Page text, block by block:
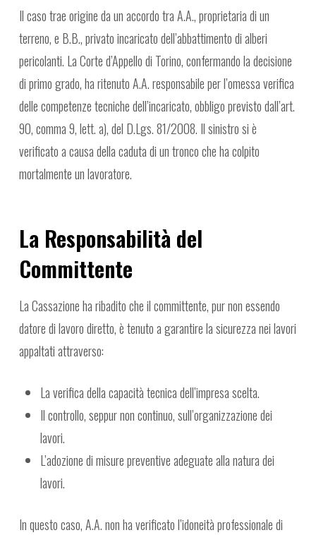
Il caso trae origine da un accordo tra A.A., proprietaria di un
terreno, e B.B., privato incaricato dell’abbattimento di alberi
pericolanti. La Corte d’Appello di Torino, confermando la decisione
di primo grado, ha ritenuto A.A. responsabile per l’omessa verifica
delle competenze tecniche dell’incaricato, obbligo previsto dall’art.
90, comma 9, lett. a), del D.Lgs. 81/2008. Il sinistro si è
verificato a causa della caduta di un tronco che ha colpito
mortalmente un lavoratore.
La Responsabilità del
Committente
La Cassazione ha ribadito che il committente, pur non essendo
datore di lavoro diretto, è tenuto a garantire la sicurezza nei lavori
appaltati attraverso:
La verifica della capacità tecnica dell’impresa scelta.
Il controllo, seppur non continuo, sull’organizzazione dei
lavori.
L’adozione di misure preventive adeguate alla natura dei
lavori.
In questo caso, A.A. non ha verificato l’idoneità professionale di